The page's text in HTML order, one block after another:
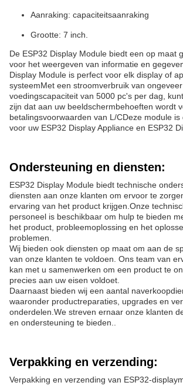
Aanraking: capaciteitsaanraking
Grootte: 7 inch.
De ESP32 Display Module biedt een op maat
voor het weergeven van informatie en
Display Module is perfect voor elk display of
systeemMet een stroomverbruik van
voedingscapaciteit van 5000 pc's per dag,
zijn dat aan uw beeldschermbehoeften wordt
betalingsvoorwaarden van L/CDeze module
voor uw ESP32 Display Appliance en ESP32
Ondersteuning en diensten:
ESP32 Display Module biedt technische
diensten aan onze klanten om ervoor te
ervaring van het product krijgen.Onze
personeel is beschikbaar om hulp te bieden
het product, probleemoplossing en het
problemen.
Wij bieden ook diensten op maat om aan de
van onze klanten te voldoen. Ons team van
kan met u samenwerken om een product te
precies aan uw eisen voldoet.
Daarnaast bieden wij een aantal
waaronder productreparaties, upgrades en
onderdelen.We streven ernaar onze klanten
en ondersteuning te bieden..
Verpakking en verzending:
Verpakking en verzending van ESP32-